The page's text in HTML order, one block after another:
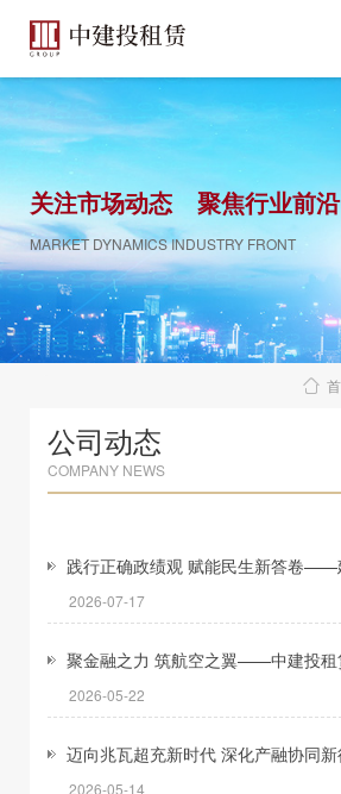
关注市场动态 聚焦行业前沿
MARKET DYNAMICS INDUSTRY FRONT
公司动态
COMPANY NEWS
2026-07-17
践行正确政绩观 赋能民生新答卷——建投租赁成功落
2026-05-22
聚金融之力 筑航空之翼——中建投租赁以融促
2026-05-14
迈向兆瓦超充新时代 深化产融协同新征程 ——中建投租赁携手华为数字能